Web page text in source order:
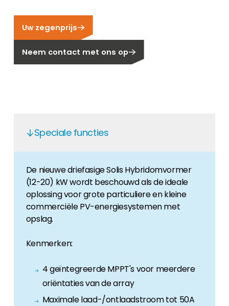
Carrière
Ben je op zoek naar een baan in de
hernieuwbare energiesector? Dan ben je hier
aan het juiste adres!
Uw zegenprijs
Neem contact met ons op
Speciale functies
De nieuwe driefasige Solis Hybridomvormer
(12-20) kW wordt beschouwd als de ideale
oplossing voor grote particuliere en kleine
commerciële PV-energiesystemen met
opslag.
Kenmerken:
4 geïntegreerde MPPT's voor meerdere
oriëntaties van de array
Maximale laad-/ontlaadstroom tot 50A